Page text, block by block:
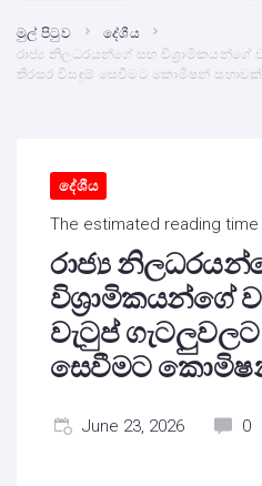
මුල් පිටුව
දේශීය
රාජ්‍ය නිලධරයන්ගේ සහ විශ්‍රාමිකයන්ගේ
තිරසර විසඳුම් සෙවීමට කොමිෂන් සභාවක්
දේශීය
The estimated reading time
රාජ්‍ය
විශ්‍රාමිකයන්ගේ
වැටුප්
සෙවීමට
June 23, 2026 0